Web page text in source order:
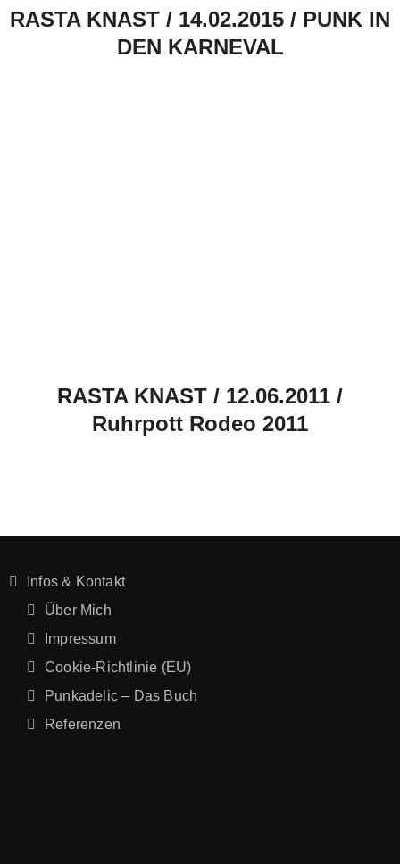
RASTA KNAST / 14.02.2015 / PUNK IN
DEN KARNEVAL
RASTA KNAST / 12.06.2011 /
Ruhrpott Rodeo 2011
Infos & Kontakt
Über Mich
Impressum
Cookie-Richtlinie (EU)
Punkadelic – Das Buch
Referenzen